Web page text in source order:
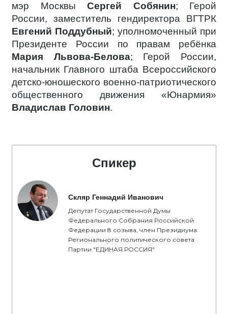
мэр Москвы Сергей Собянин; Герой
России, заместитель гендиректора ВГТРК
Евгений Поддубный; уполномоченный при
Президенте России по правам ребёнка
Мария Львова-Белова; Герой России,
начальник Главного штаба Всероссийского
детско-юношеского военно-патриотического
общественного движения «Юнармия»
Владислав Головин.
Спикер
Скляр Геннадий Иванович
Депутат Государственной Думы
Федерального Собрания Российской
Федерации 8 созыва, член Президиума
Регионального политического совета
Партии "ЕДИНАЯ РОССИЯ"